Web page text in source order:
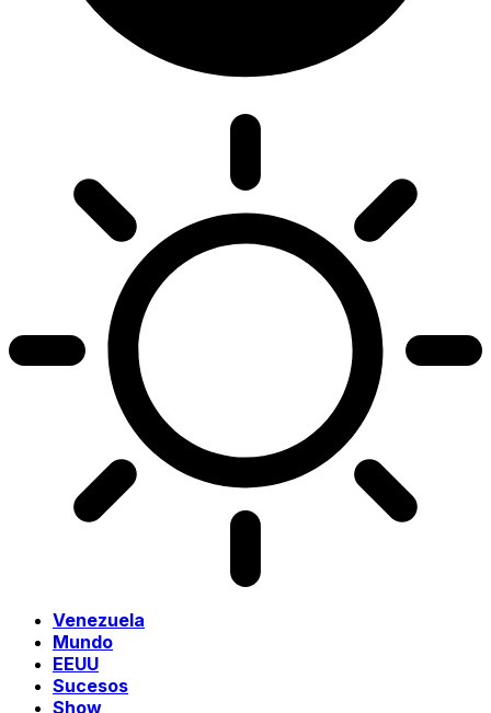
Venezuela
Mundo
EEUU
Sucesos
Show